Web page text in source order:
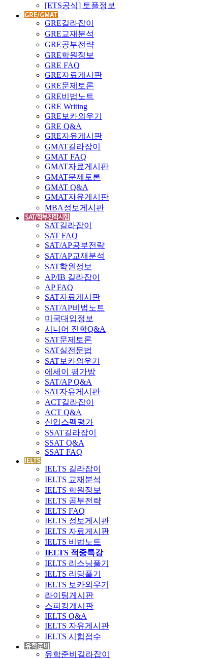
[ETS공식] 토플정보
GRE길라잡이
GRE교재분석
GRE공부전략
GRE학원정보
GRE FAQ
GRE자료게시판
GRE문제토론
GRE비법노트
GRE Writing
GRE보카외우기
GRE Q&A
GRE자유게시판
GMAT길라잡이
GMAT FAQ
GMAT자료게시판
GMAT문제토론
GMAT Q&A
GMAT자유게시판
MBA정보게시판
SAT길라잡이
SAT FAQ
SAT/AP공부전략
SAT/AP교재분석
SAT학원정보
AP/IB 길라잡이
AP FAQ
SAT자료게시판
SAT/AP비법노트
미국대입정보
시니어 진학Q&A
SAT문제토론
SAT실전문법
SAT보카외우기
에세이 평가방
SAT/AP Q&A
SAT자유게시판
ACT길라잡이
ACT Q&A
신입스펙평가
SSAT길라잡이
SSAT Q&A
SSAT FAQ
IELTS 길라잡이
IELTS 교재분석
IELTS 학원정보
IELTS 공부전략
IELTS FAQ
IELTS 정보게시판
IELTS 자료게시판
IELTS 비법노트
IELTS 적중특강
IELTS 리스닝풀기
IELTS 리딩풀기
IELTS 보카외우기
라이팅게시판
스피킹게시판
IELTS Q&A
IELTS 자유게시판
IELTS 시험접수
유학준비길라잡이